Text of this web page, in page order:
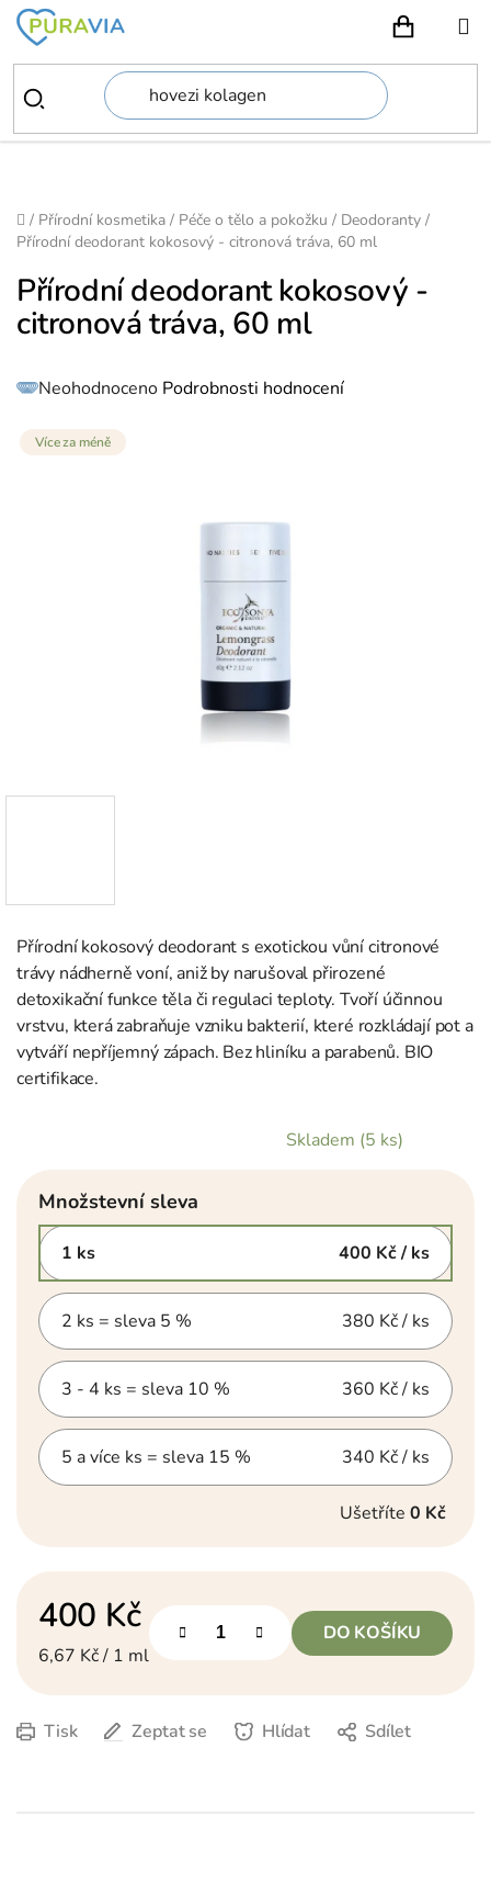
Přejít
obsah
Domů
/ Přírodní kosmetika / Péče o tělo a pokožku / Deodoranty /
Přírodní deodorant kokosový - citronová tráva, 60 ml
Přírodní kokosový deodorant s exotickou vůní citronové
trávy nádherně voní, aniž by narušoval přirozené
detoxikační funkce těla či regulaci teploty. Tvoří účinnou
vrstvu, která zabraňuje vzniku bakterií, které rozkládají pot a
vytváří nepříjemný zápach. Bez hliníku a parabenů. BIO
certifikace.
Skladem (5 ks)
Množstevní sleva
1 ks 400 Kč/ ks
2 ks = sleva 5 % 380 Kč/ ks
3 - 4 ks = sleva 10 % 360 Kč/ ks
5 a více ks = sleva 15 % 340 Kč/ ks
Ušetříte 0 Kč
400 Kč
Měrná cena:
6,67 Kč / 1 ml
DO KOŠÍKU
Tisk Zeptat se Hlídat Sdílet
Přírodní deodorant kokosový -
citronová tráva, 60 ml
Průměrné
hodnocení
0,0
Neohodnoceno Podrobnosti hodnocení
Více za méně